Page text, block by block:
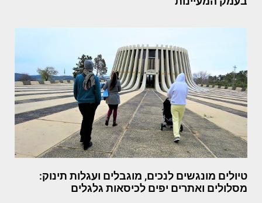
טיולים מונגשים לנכים, מוגבלים ועגלות תינוק:
מסלולים ואתרים יפים לכיסאות גלגלים